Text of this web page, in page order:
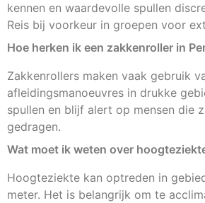
kennen en waardevolle spullen
Reis bij voorkeur in groepen voor
Hoe herken ik een zakkenroller in
Zakkenrollers maken vaak gebruik
afleidingsmanoeuvres in drukke
spullen en blijf alert op mensen die
gedragen.
Wat moet ik weten over
Hoogteziekte kan optreden in
meter. Het is belangrijk om te